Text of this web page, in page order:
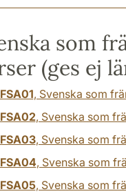
som
(ges ej
, Svenska som
, Svenska som
, Svenska som
, Svenska som
, Svenska som